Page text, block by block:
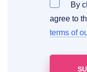
By
agree to
terms of